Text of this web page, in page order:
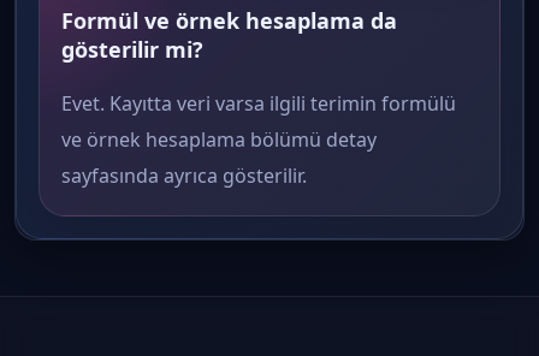
Formül ve örnek hesaplama da
gösterilir mi?
Evet. Kayıtta veri varsa ilgili terimin formülü
ve örnek hesaplama bölümü detay
sayfasında ayrıca gösterilir.